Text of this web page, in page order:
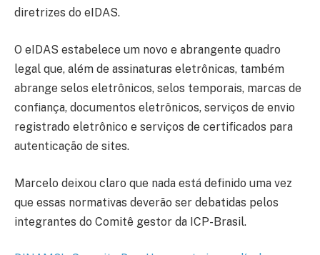
diretrizes do eIDAS.
O eIDAS estabelece um novo e abrangente quadro
legal que, além de assinaturas eletrônicas, também
abrange selos eletrônicos, selos temporais, marcas de
confiança, documentos eletrônicos, serviços de envio
registrado eletrônico e serviços de certificados para
autenticação de sites.
Marcelo deixou claro que nada está definido uma vez
que essas normativas deverão ser debatidas pelos
integrantes do Comitê gestor da ICP-Brasil.